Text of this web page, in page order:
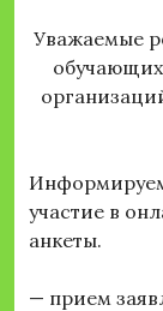
Уважаемые
участие в
анкеты.
— прием